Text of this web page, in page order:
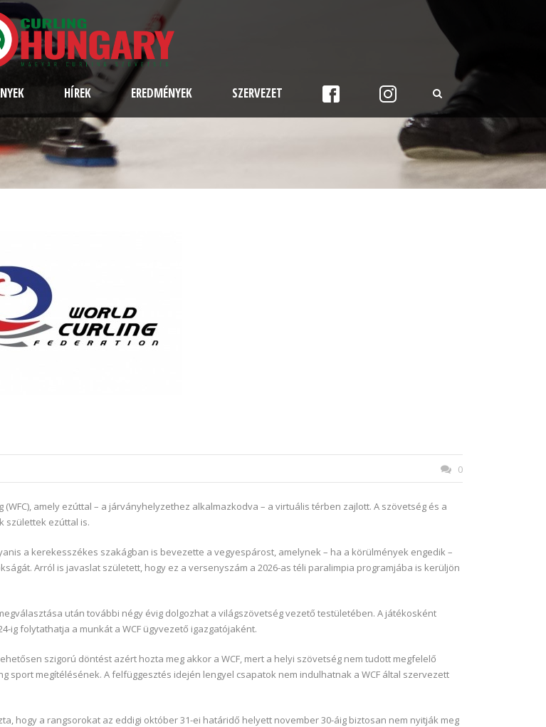
HÍREK EREDMÉNYEK SZERVEZET
0
amely ezúttal – a járványhelyzethez alkalmazkodva – a virtuális térben zajlott. A szövetség és a
születtek ezúttal is.
a kerekesszékes szakágban is bevezette a vegyespárost, amelynek – ha a körülmények engedik –
Arról is javaslat született, hogy ez a versenyszám a 2026-as téli paralimpia programjába is kerüljön
után további négy évig dolgozhat a világszövetség vezető testületében. A játékosként
ig folytathatja a munkát a WCF ügyvezető igazgatójaként.
szigorú döntést azért hozta meg akkor a WCF, mert a helyi szövetség nem tudott megfelelő
sport megítélésének. A felfüggesztés idején lengyel csapatok nem indulhatnak a WCF által szervezett
hogy a rangsorokat az eddigi október 31-ei határidő helyett november 30-áig biztosan nem nyitják meg